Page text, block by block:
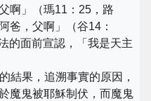
啊」（瑪11：25，路
爸，父啊」（谷14：
的面前宣認，「我是天主
結果，追溯事實的原因，
魔鬼被耶穌制伏，而魔鬼